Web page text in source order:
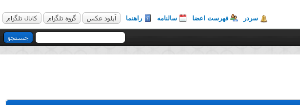
سردر فهرست اعضا سالنامه راهنما آپلود عکس گروه تلگرام کانال تلگرام